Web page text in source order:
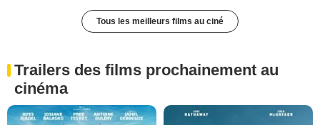
Tous les meilleurs films au ciné
Trailers des films prochainement au
cinéma